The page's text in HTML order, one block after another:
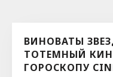
ВИНОВАТЫ
ТОТЕМНЫЙ
ГОРОСКОПУ